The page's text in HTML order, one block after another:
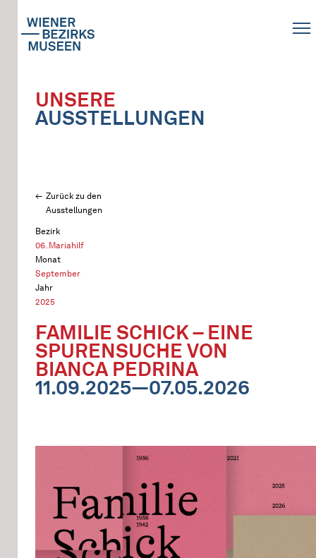
UNSERE
AUSSTELLUNGEN
Zurück zu den
Ausstellungen
Bezirk
06. Mariahilf
Monat
September
Jahr
2025
FAMILIE SCHICK – EINE
SPURENSUCHE VON
BIANCA PEDRINA
11.09.2025—07.05.2026